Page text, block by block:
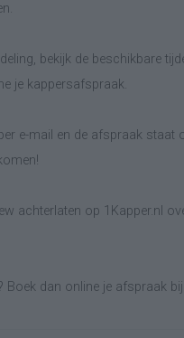
bekijk de beschikbare
je kappersafspraak.
e-mail en de afspraak staat
achterlaten op 1Kapper.nl
Boek dan online je afspraak